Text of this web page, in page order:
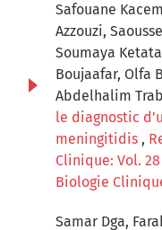
Safouane
Azzouzi,
Soumaya
Boujaafar, Olfa
Abdelhalim
le diagnostic
meningitidis ,
Clinique: Vol.
Biologie
Samar Dga,